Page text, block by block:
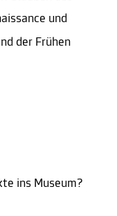
und
der Frühen
ins Museum?